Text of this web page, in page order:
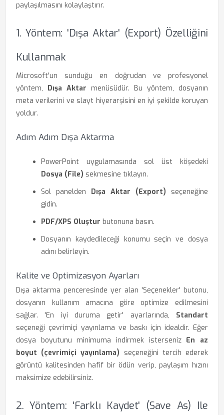
paylaşılmasını kolaylaştırır.
1. Yöntem: 'Dışa Aktar' (Export) Özelliğini
Kullanmak
Microsoft'un sunduğu en doğrudan ve profesyonel
yöntem, Dışa Aktar menüsüdür. Bu yöntem, dosyanın
meta verilerini ve slayt hiyerarşisini en iyi şekilde koruyan
yoldur.
Adım Adım Dışa Aktarma
PowerPoint uygulamasında sol üst köşedeki
Dosya (File) sekmesine tıklayın.
Sol panelden Dışa Aktar (Export) seçeneğine
gidin.
PDF/XPS Oluştur butonuna basın.
Dosyanın kaydedileceği konumu seçin ve dosya
adını belirleyin.
Kalite ve Optimizasyon Ayarları
Dışa aktarma penceresinde yer alan 'Seçenekler' butonu,
dosyanın kullanım amacına göre optimize edilmesini
sağlar. 'En iyi duruma getir' ayarlarında, Standart
seçeneği çevrimiçi yayınlama ve baskı için idealdir. Eğer
dosya boyutunu minimuma indirmek isterseniz En az
boyut (çevrimiçi yayınlama) seçeneğini tercih ederek
görüntü kalitesinden hafif bir ödün verip, paylaşım hızını
maksimize edebilirsiniz.
2. Yöntem: 'Farklı Kaydet' (Save As) Ile